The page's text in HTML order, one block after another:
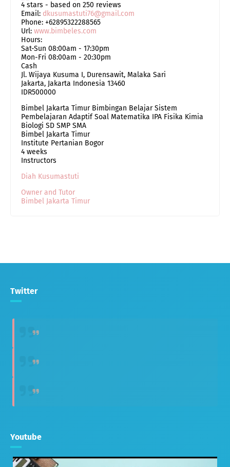
4 stars - based on 250 reviews
Email: dkusumastuti76@gmail.com
Phone: +62895322288565
Url: www.bimbeles.com
Hours:
Sat-Sun 08:00am - 17:30pm
Mon-Fri 08:00am - 20:30pm
Cash
Jl. Wijaya Kusuma I, Durensawit, Malaka Sari
Jakarta, Jakarta Indonesia 13460
IDR500000
Bimbel Jakarta Timur Bimbingan Belajar Sistem
Pembelajaran Adaptif Soal Matematika IPA Fisika Kimia
Biologi SD SMP SMA
Bimbel Jakarta Timur
Institute Pertanian Bogor
4 weeks
Instructors
Diah Kusumastuti
Owner and Tutor
Bimbel Jakarta Timur
Twitter
Youtube